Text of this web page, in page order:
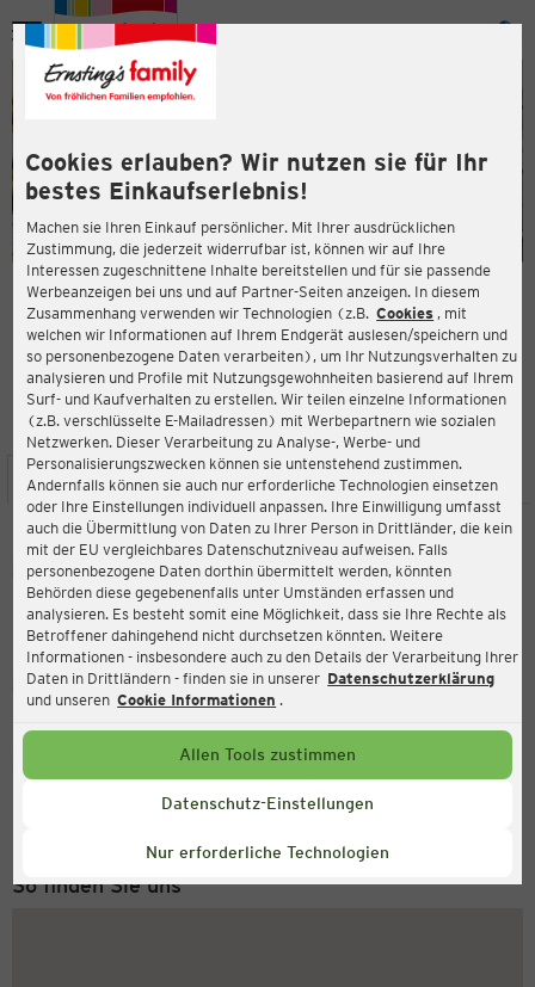
Cookies erlauben? Wir nutzen sie für Ihr
bestes Einkaufserlebnis!
Machen sie Ihren Einkauf persönlicher. Mit Ihrer ausdrücklichen
Zustimmung, die jederzeit widerrufbar ist, können wir auf Ihre
Interessen zugeschnittene Inhalte bereitstellen und für sie passende
Werbeanzeigen bei uns und auf Partner-Seiten anzeigen. In diesem
Zusammenhang verwenden wir Technologien (z.B. Cookies , mit
welchen wir Informationen auf Ihrem Endgerät auslesen/speichern und
so personenbezogene Daten verarbeiten), um Ihr Nutzungsverhalten zu
analysieren und Profile mit Nutzungsgewohnheiten basierend auf Ihrem
Surf- und Kaufverhalten zu erstellen. Wir teilen einzelne Informationen
(z.B. verschlüsselte E-Mailadressen) mit Werbepartnern wie sozialen
Netzwerken. Dieser Verarbeitung zu Analyse-, Werbe- und
Personalisierungszwecken können sie untenstehend zustimmen.
Andernfalls können sie auch nur erforderliche Technologien einsetzen
oder Ihre Einstellungen individuell anpassen. Ihre Einwilligung umfasst
auch die Übermittlung von Daten zu Ihrer Person in Drittländer, die kein
mit der EU vergleichbares Datenschutzniveau aufweisen. Falls
personenbezogene Daten dorthin übermittelt werden, könnten
Behörden diese gegebenenfalls unter Umständen erfassen und
analysieren. Es besteht somit eine Möglichkeit, dass sie Ihre Rechte als
Betroffener dahingehend nicht durchsetzen könnten. Weitere
Informationen - insbesondere auch zu den Details der Verarbeitung Ihrer
Daten in Drittländern - finden sie in unserer Datenschutzerklärung
und unseren Cookie Informationen .
Allen Tools zustimmen
Datenschutz-Einstellungen
Nur erforderliche Technologien
Menü
ERNSTING'S FAMILY FILIALE
Schloßstraße 47a
51429 Bergisch Gladbach
4,0
Bewertung:
STANDORT SERVICES SORTIMENT AKTIONEN
Ernsting's family
Schloßstraße 47a, 51429 Bergisch Gladbach
Aktuell:
Geschlossen
Service Hotline
+49 (0) 2546 / 98 999 98
So finden Sie uns